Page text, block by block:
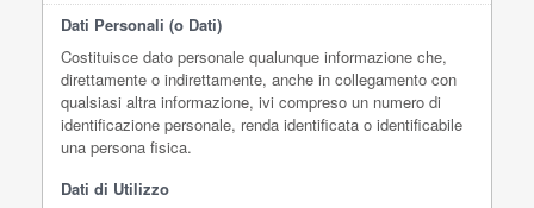
Dati Personali (o Dati)
Costituisce dato personale qualunque informazione che,
direttamente o indirettamente, anche in collegamento con
qualsiasi altra informazione, ivi compreso un numero di
identificazione personale, renda identificata o identificabile
una persona fisica.
Dati di Utilizzo